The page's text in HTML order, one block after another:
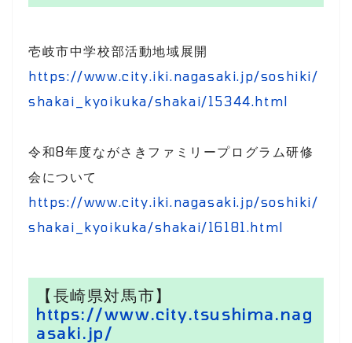
壱岐市中学校部活動地域展開
https://www.city.iki.nagasaki.jp/soshiki/
shakai_kyoikuka/shakai/15344.html
令和8年度ながさきファミリープログラム研修
会について
https://www.city.iki.nagasaki.jp/soshiki/
shakai_kyoikuka/shakai/16181.html
【長崎県対馬市】
https://www.city.tsushima.nag
asaki.jp/